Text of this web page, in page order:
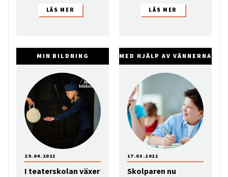
MIN BILDNING
I teaterskolan växer
29.04.2021
MED HJÄLP AV VÄNNERNA
Skolparen nu
17.03.2021